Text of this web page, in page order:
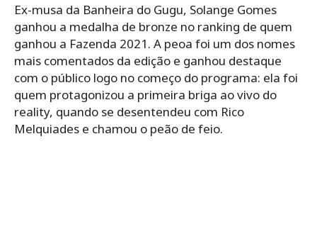
Ex-musa da Banheira do Gugu, Solange Gomes
ganhou a medalha de bronze no ranking de quem
ganhou a Fazenda 2021. A peoa foi um dos nomes
mais comentados da edição e ganhou destaque
com o público logo no começo do programa: ela foi
quem protagonizou a primeira briga ao vivo do
reality, quando se desentendeu com Rico
Melquiades e chamou o peão de feio.